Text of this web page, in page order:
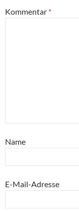
Kommentar *
Name
E-Mail-Adresse